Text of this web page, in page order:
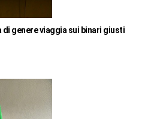
genere viaggia sui binari giusti